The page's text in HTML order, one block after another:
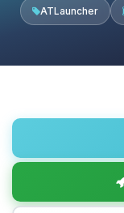
ATLauncher